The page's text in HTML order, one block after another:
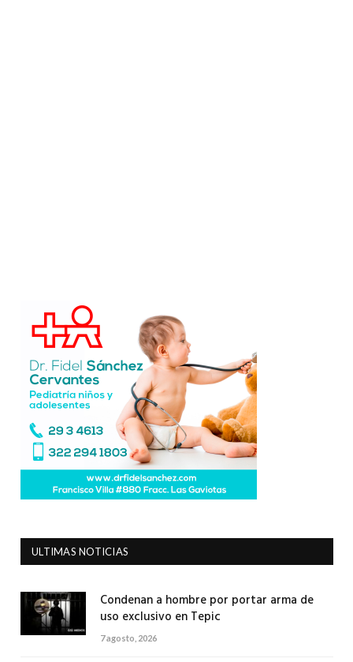
ULTIMAS NOTICIAS
Condenan a hombre por portar arma de
uso exclusivo en Tepic
7 agosto, 2026